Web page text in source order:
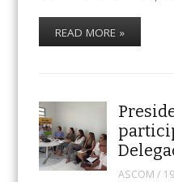
READ MORE »
ASCOM /